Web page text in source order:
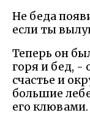
Не беда
если ты
Теперь он
горя и бед, -
счастье и
большие
его клювами.